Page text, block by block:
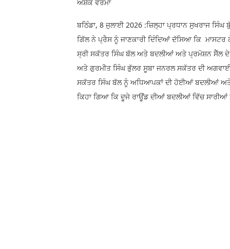
ਅਸ਼ੋਕ ਵਰਮਾ
ਬਠਿੰਡਾ, 8 ਜੁਲਾਈ 2026 :ਜ਼ਿਲ੍ਹਾ ਪ੍ਰਧਾਨ ਸੁਖਰਾਜ
ਗਿੱਲ ਨੇ ਪ੍ਰੈਸ ਨੂੰ ਜਾਣਕਾਰੀ ਦਿੰਦਿਆਂ ਦੱਸਿਆ ਕਿ
ਸ੍ਰੀ ਸਕੱਤਰ ਸਿੰਘ ਬੱਲ ਅਤੇ ਬਦਲੀਆਂ ਅਤੇ ਪ੍ਰਮੋਸ਼ਨ ਸੈੱਲ ਦੇ
ਅਤੇ ਗੁਰਮੀਤ ਸਿੰਘ ਭੁੱਲਰ ਸੂਬਾ ਜਨਰਲ ਸਕੱਤਰ ਦੀ
ਸਕੱਤਰ ਸਿੰਘ ਬੱਲ ਨੂੰ ਅਧਿਆਪਕਾਂ ਦੀ ਹੋਈਆਂ ਬਦਲੀਆਂ ਅਤੇ
ਕਿਹਾ ਗਿਆ ਕਿ ਦੂਜੇ ਰਾਊਂਡ ਦੀਆਂ ਬਦਲੀਆਂ ਵਿੱਚ ਸਾਰੀਆਂ